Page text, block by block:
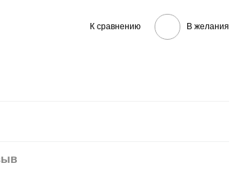
К сравнению В желания